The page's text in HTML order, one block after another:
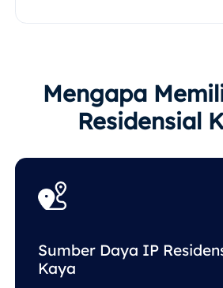
Mengapa
Residensial
Sumber Daya IP
Kaya